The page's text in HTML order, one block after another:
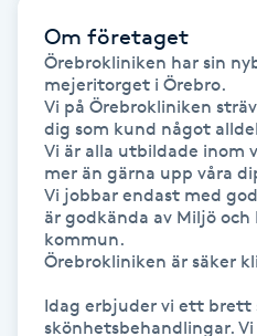
Kosmetisk tatuering
Kostrådgivning
Kroppsinpackning
Kroppspeeling
Om företaget
Örebrokliniken har sin
mejeritorget i Örebro.
Vi på Örebrokliniken
dig som kund något
Vi är alla utbildade inom
mer än gärna upp våra
Vi jobbar endast med
är godkända av Miljö och
kommun.
Örebrokliniken är säker
Idag erbjuder vi ett brett
skönhetsbehandlingar.